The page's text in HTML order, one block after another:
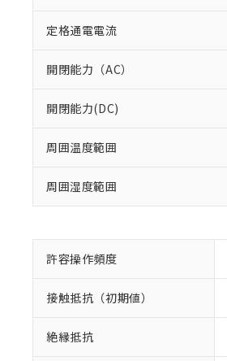
定格通電電流
開閉能力（AC）
開閉能力(DC)
周囲温度範囲
周囲湿度範囲
許容操作頻度
接触抵抗（初期値）
絶縁抵抗